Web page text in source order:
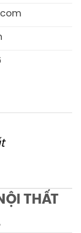
THẤT